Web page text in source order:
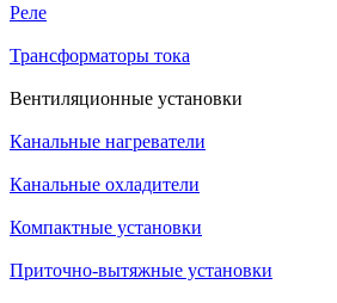
Реле
Трансформаторы тока
Вентиляционные установки
Канальные нагреватели
Канальные охладители
Компактные установки
Приточно-вытяжные установки